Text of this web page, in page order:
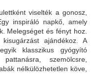
viselték a gonosz,
inspiráló napkő, amely
Melegséget és fényt hoz.
ajándékoz. A
klasszikus gyógyító
szemölcsre,
nélkülözhetetlen köve,